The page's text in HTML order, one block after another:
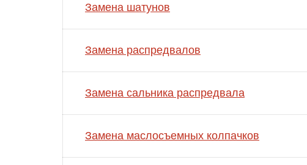
Замена шатунов
Замена распредвалов
Замена сальника распредвала
Замена маслосъемных колпачков